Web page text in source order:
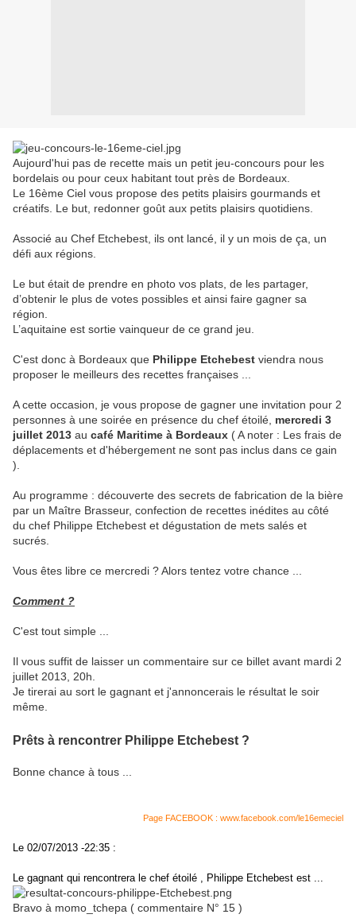
Aujourd'hui pas de recette mais un petit jeu-concours pour les
bordelais ou pour ceux habitant tout près de Bordeaux.
Le 16ème Ciel vous propose des petits plaisirs gourmands et
créatifs. Le but, redonner goût aux petits plaisirs quotidiens.
Associé au Chef Etchebest, ils ont lancé, il y un mois de ça, un
défi aux régions.
Le but était de prendre en photo vos plats, de les partager,
d’obtenir le plus de votes possibles et ainsi faire gagner sa
région.
L’aquitaine est sortie vainqueur de ce grand jeu.
C'est donc à Bordeaux que Philippe Etchebest viendra nous
proposer le meilleurs des recettes françaises ...
A cette occasion, je vous propose de gagner une invitation pour 2
personnes à une soirée en présence du chef étoilé, mercredi 3
juillet 2013 au café Maritime à Bordeaux ( A noter : Les frais de
déplacements et d'hébergement ne sont pas inclus dans ce gain
).
Au programme : découverte des secrets de fabrication de la bière
par un Maître Brasseur, confection de recettes inédites au côté
du chef Philippe Etchebest et dégustation de mets salés et
sucrés.
Vous êtes libre ce mercredi ? Alors tentez votre chance ...
Comment ?
C'est tout simple ...
Il vous suffit de laisser un commentaire sur ce billet avant mardi 2
juillet 2013, 20h.
Je tirerai au sort le gagnant et j'annoncerais le résultat le soir
même.
Prêts à rencontrer Philippe Etchebest ?
Bonne chance à tous ...
Page FACEBOOK : www.facebook.com/le16emeciel
Le 02/07/2013 -22:35 :
Le gagnant qui rencontrera le chef étoilé , Philippe Etchebest est ...
Bravo à momo_tchepa ( commentaire N° 15 )